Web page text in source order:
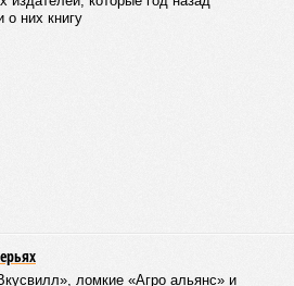
дотянется наша рука. Невзирая
шахер-махеры. Мы
В России нет чужих детей. Кто
в сторону свои мелкие и крупные
за детей, тот – враг. Главная
не только и не столько в
Вашингтоне, Берлине, Париже,
где любят играть в «мирные